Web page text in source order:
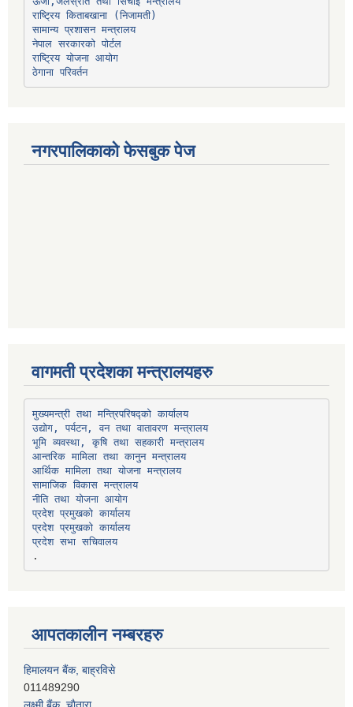
सामान्य प्रशासन मन्त्रालय
नेपाल सरकारको पोर्टल
राष्ट्रिय योजना आयोग
ठेगाना परिवर्तन
नगरपालिकाको फेसबुक पेज
वागमती प्रदेशका मन्त्रालयहरु
मुख्यमन्त्री तथा मन्त्रिपरिषद्को कार्यालय
उद्योग, पर्यटन, वन तथा वातावरण मन्त्रालय
भूमि व्यवस्था, कृषि तथा सहकारी मन्त्रालय
आन्तरिक मामिला तथा कानुन मन्त्रालय
आर्थिक मामिला तथा योजना मन्त्रालय
सामाजिक विकास मन्त्रालय
नीति तथा योजना आयोग
प्रदेश प्रमुखको कार्यालय
प्रदेश प्रमुखको कार्यालय
प्रदेश सभा सचिवालय
आपतकालीन नम्बरहरु
हिमालयन बैंक, बाह्रविसे
011489290
लक्ष्मी बैंक, चाैतारा